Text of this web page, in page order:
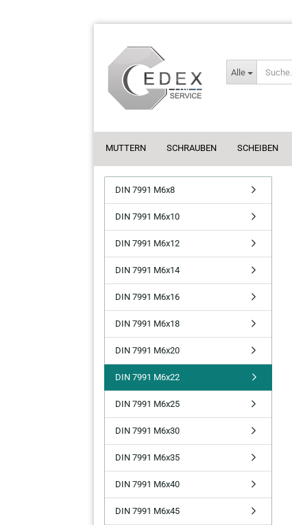
Alle
MUTTERN SCHRAUBEN SCHEIBEN
DIN 7991 M6x8
DIN 7991 M6x10
DIN 7991 M6x12
DIN 7991 M6x14
DIN 7991 M6x16
DIN 7991 M6x18
DIN 7991 M6x20
DIN 7991 M6x22
DIN 7991 M6x25
DIN 7991 M6x30
DIN 7991 M6x35
DIN 7991 M6x40
DIN 7991 M6x45